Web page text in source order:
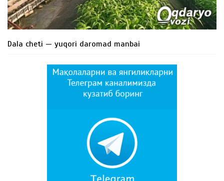
Dala cheti — yuqori daromad manbai